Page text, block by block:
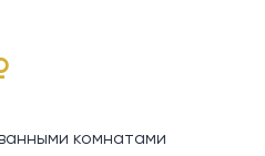
комнатами